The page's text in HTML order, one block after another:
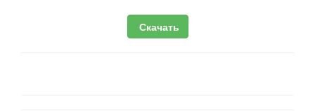
Скачать